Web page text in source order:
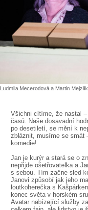
Ludmila Mecerodová a Martin
Všichni cítíme, že nastal
časů. Naše dosavadní
po desetiletí, se mění k
zbláznit, musíme se smát
komedie!
Jan je kurýr a stará se o
nepřijde ošetřovatelka a
s sebou. Tím začne sled
Janovi způsobí jak jeho
loutkoherečka s
konec světa v horském
Avatar nabízející služby